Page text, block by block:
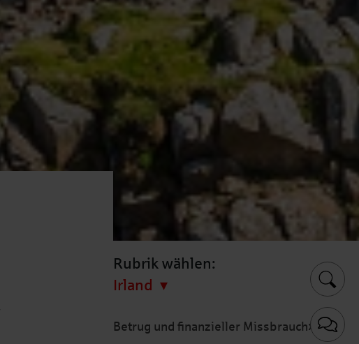
Rubrik wählen:
Irland
Betrug und finanzieller Missbrauch